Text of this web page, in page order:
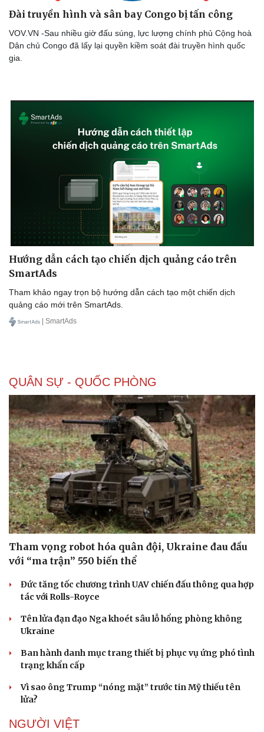
Doanh nghiệp
Đài truyền hình và sân bay Congo bị tấn công
VOV.VN -Sau nhiều giờ đấu súng, lực lượng chính phủ Cộng hoà
Dân chủ Congo đã lấy lại quyền kiềm soát đài truyền hình quốc
gia.
Hướng dẫn cách tạo chiến dịch quảng cáo trên
SmartAds
Tham khảo ngay trọn bộ hướng dẫn cách tạo một chiến dịch
quảng cáo mới trên SmartAds.
| SmartAds
QUÂN SỰ - QUỐC PHÒNG
Tham vọng robot hóa quân đội, Ukraine đau đầu
với “ma trận” 550 biến thể
Đức tăng tốc chương trình UAV chiến đấu thông qua hợp
tác với Rolls-Royce
Tên lửa đạn đạo Nga khoét sâu lỗ hổng phòng không
Ukraine
Ban hành danh mục trang thiết bị phục vụ ứng phó tình
trạng khẩn cấp
Vì sao ông Trump “nóng mặt” trước tin Mỹ thiếu tên
lửa?
NGƯỜI VIỆT